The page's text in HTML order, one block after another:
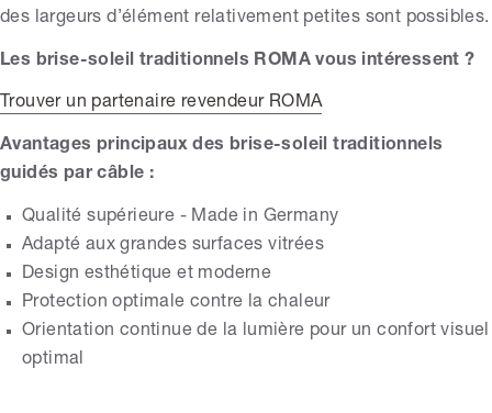
des largeurs d’élément relativement petites sont possibles.
Les brise-soleil traditionnels ROMA vous intéressent ?
Trouver un partenaire revendeur ROMA
Avantages principaux des brise-soleil traditionnels
guidés par câble :
Qualité supérieure - Made in Germany
Adapté aux grandes surfaces vitrées
Design esthétique et moderne
Protection optimale contre la chaleur
Orientation continue de la lumière pour un confort visuel
optimal